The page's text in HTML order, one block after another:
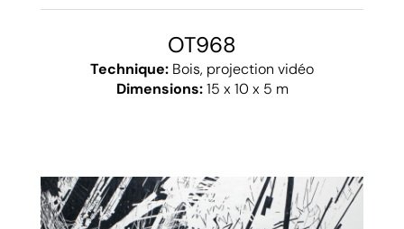
OT968
Technique: Bois, projection vidéo
Dimensions:15 x 10 x 5 m